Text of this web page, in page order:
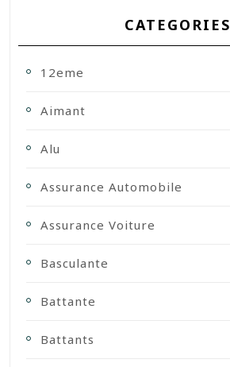
CATEGORIES
12eme
Aimant
Alu
Assurance Automobile
Assurance Voiture
Basculante
Battante
Battants